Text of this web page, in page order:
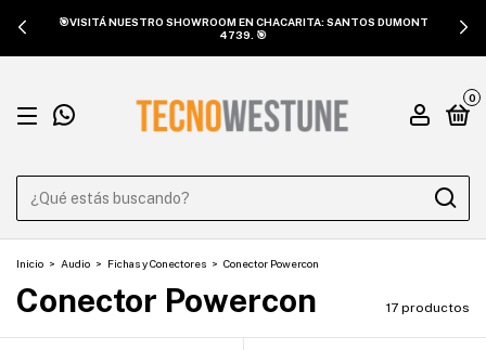
🎯VISITÁ NUESTRO SHOWROOM EN CHACARITA: SANTOS DUMONT
4739. 🎯
0
Inicio > Audio > Fichas y Conectores > Conector Powercon
Conector Powercon 17 productos